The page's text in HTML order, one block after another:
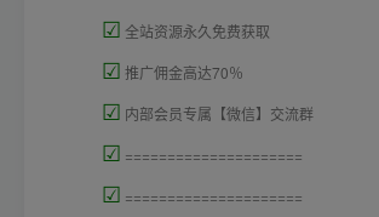
☑ 全站资源永久免费获取
☑ 推广佣金高达70％
☑ 内部会员专属【微信】交流群
☑ =====================
☑ =====================